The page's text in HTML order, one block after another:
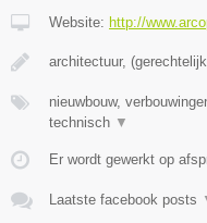
Website: http://
architectuur,
nieuwbouw,
technisch ▼
Er wordt gewerkt op
Laatste facebook posts